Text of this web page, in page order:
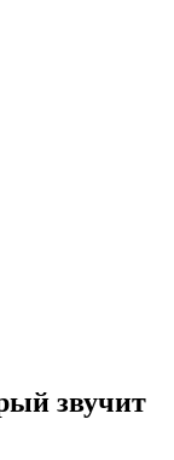
звучит